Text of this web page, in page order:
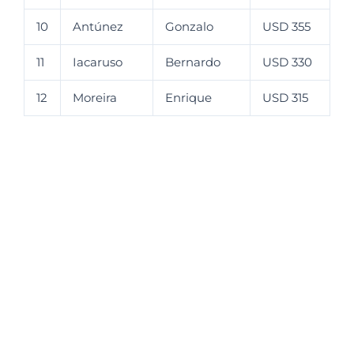
10 Antúnez Gonzalo USD 355
11 Iacaruso Bernardo USD 330
12 Moreira Enrique USD 315